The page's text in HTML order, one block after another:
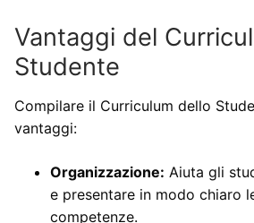
Vantaggi del
Studente
Compilare il Curriculum dello
vantaggi:
Organizzazione: Aiuta gli
e presentare in modo chiaro
competenze.